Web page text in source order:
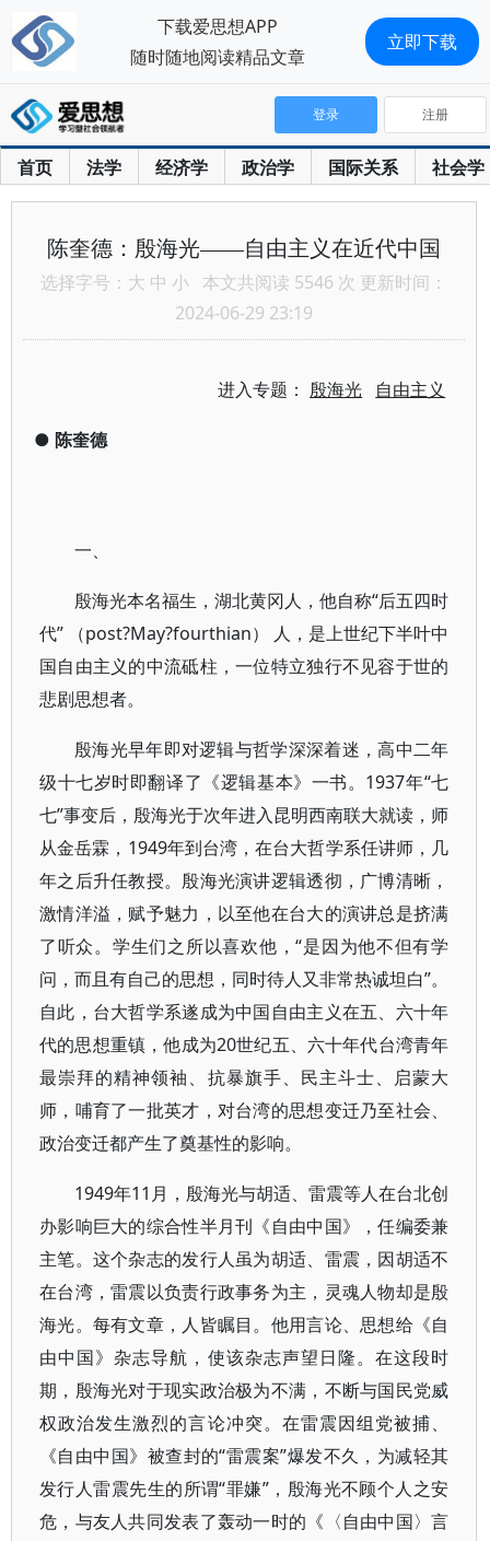
首页 法学 经济学 政治学 国际关系 社会学
登录 注册
陈奎德：殷海光——自由主义在近代中国
选择字号： 大 中 小 本文共阅读 5546 次 更新时间：
2024-06-29 23:19
进入专题： 殷海光 自由主义
● 陈奎德
一、
殷海光本名福生，湖北黄冈人，他自称“后五四时
代” （post?May?fourthian） 人，是上世纪下半叶中
国自由主义的中流砥柱，一位特立独行不见容于世的
悲剧思想者。
殷海光早年即对逻辑与哲学深深着迷，高中二年
级十七岁时即翻译了《逻辑基本》一书。1937年“七
七”事变后，殷海光于次年进入昆明西南联大就读，师
从金岳霖，1949年到台湾，在台大哲学系任讲师，几
年之后升任教授。殷海光演讲逻辑透彻，广博清晰，
激情洋溢，赋予魅力，以至他在台大的演讲总是挤满
了听众。学生们之所以喜欢他，“是因为他不但有学
问，而且有自己的思想，同时待人又非常热诚坦白”。
自此，台大哲学系遂成为中国自由主义在五、六十年
代的思想重镇，他成为20世纪五、六十年代台湾青年
最崇拜的精神领袖、抗暴旗手、民主斗士、启蒙大
师，哺育了一批英才，对台湾的思想变迁乃至社会、
政治变迁都产生了奠基性的影响。
1949年11月，殷海光与胡适、雷震等人在台北创
办影响巨大的综合性半月刊《自由中国》，任编委兼
主笔。这个杂志的发行人虽为胡适、雷震，因胡适不
在台湾，雷震以负责行政事务为主，灵魂人物却是殷
海光。每有文章，人皆瞩目。他用言论、思想给《自
由中国》杂志导航，使该杂志声望日隆。在这段时
期，殷海光对于现实政治极为不满，不断与国民党威
权政治发生激烈的言论冲突。在雷震因组党被捕、
《自由中国》被查封的“雷震案”爆发不久，为减轻其
发行人雷震先生的所谓“罪嫌”，殷海光不顾个人之安
危，与友人共同发表了轰动一时的《〈自由中国〉言
下载爱思想APP
随时随地阅读精品文章
立即下载